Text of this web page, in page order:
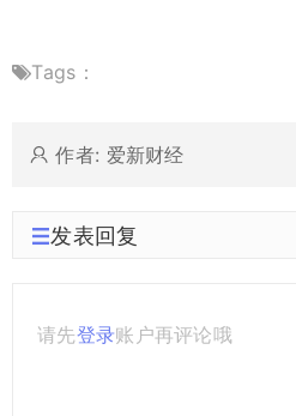
Tags：
作者: 爱新财经
发表回复
请先登录账户再评论哦